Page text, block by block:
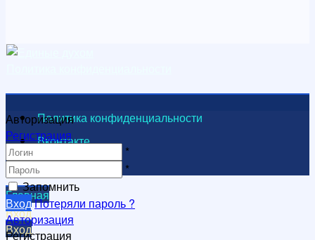
Политика конфиденциальности
Вконтакте
Видеоканал
Главная
Вход
Вход
Авторизация
Регистрация
*
*
Запомнить
ВходПотеряли пароль ?
Авторизация
Регистрация